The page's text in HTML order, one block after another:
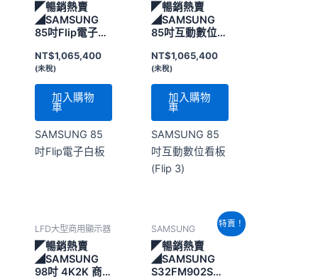
◤暢銷熱賣
◢SAMSUNG
85吋Flip電子白
NT$1,065,400
(未稅)
加入購物
車
SAMSUNG 85
吋Flip電子白板
◤暢銷熱賣
◢SAMSUNG
85吋互動數位看
NT$1,065,400
(未稅)
加入購物
車
SAMSUNG 85
吋互動數位看板
(Flip 3)
LFD大型商用顯示器
◤暢銷熱賣
◢SAMSUNG
98吋 4K2K 商
特賣！
SAMSUNG
◤暢銷熱賣
◢SAMSUNG
S32FM902SC
格：
NT$38,340。
目
前
格：
NT$36,060。